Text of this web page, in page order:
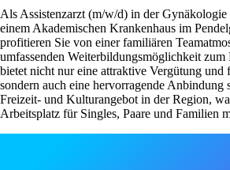
Als Assistenzarzt (m/w/d) in der
einem Akademischen Krankenhaus im
profitieren Sie von einer familiären
umfassenden Weiterbildungsmöglichkeit
bietet nicht nur eine attraktive Vergütung und
sondern auch eine hervorragende Anbindung
Freizeit- und Kulturangebot in der Region,
Arbeitsplatz für Singles, Paare und Familien